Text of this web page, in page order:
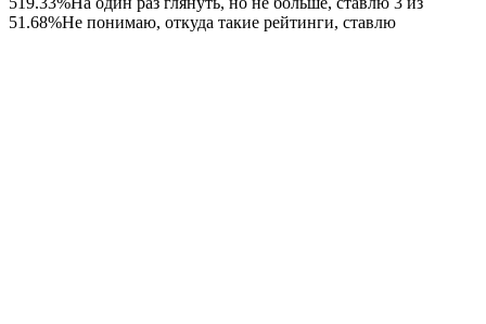
51.68%Не понимаю, откуда такие рейтинги, ставлю